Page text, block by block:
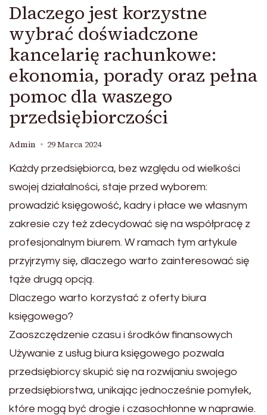
Dlaczego jest korzystne
wybrać doświadczone
kancelarię rachunkowe:
ekonomia, porady oraz pełna
pomoc dla waszego
przedsiębiorczości
Admin 29 Marca 2024
Każdy przedsiębiorca, bez względu od wielkości
swojej działalności, staje przed wyborem:
prowadzić księgowość, kadry i płace we własnym
zakresie czy też zdecydować się na współpracę z
profesjonalnym biurem. W ramach tym artykule
przyjrzymy się, dlaczego warto zainteresować się
tąże drugą opcją.
Dlaczego warto korzystać z oferty biura
księgowego?
Zaoszczędzenie czasu i środków finansowych
Używanie z usług biura księgowego pozwala
przedsiębiorcy skupić się na rozwijaniu swojego
przedsiębiorstwa, unikając jednocześnie pomyłek,
które mogą być drogie i czasochłonne w naprawie.